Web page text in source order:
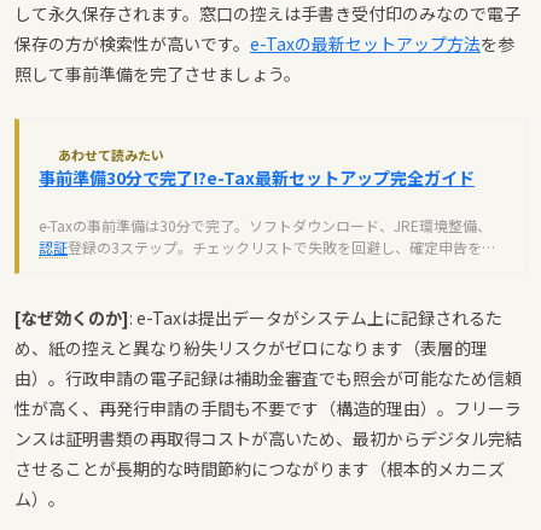
して永久保存されます。窓口の控えは手書き受付印のみなので電子
保存の方が検索性が高いです。 e-Taxの最新セットアップ方法を参
照して事前準備を完了させましょう。
あわせて読みたい
事前準備30分で完了!?e-Tax最新セットアップ完全ガイド
e-Taxの事前準備は30分で完了。ソフトダウンロード、JRE環境整備、
認証登録の3ステップ。チェックリストで失敗を回避し、確定申告を時
[なぜ効くのか]: e-Taxは提出データがシステム上に記録されるた
め、紙の控えと異なり紛失リスクがゼロになります（表層的理
由）。行政申請の電子記録は補助金審査でも照会が可能なため信頼
性が高く、再発行申請の手間も不要です（構造的理由）。フリーラ
ンスは証明書類の再取得コストが高いため、最初からデジタル完結
させることが長期的な時間節約につながります（根本的メカニズ
ム）。